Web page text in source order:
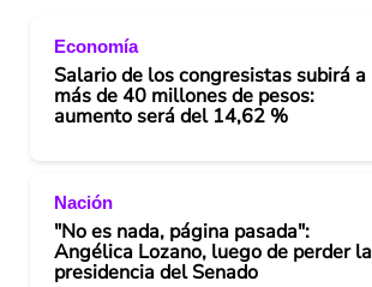
Economía
Salario de los congresistas subirá a
más de 40 millones de pesos:
aumento será del 14,62 %
Nación
"No es nada, página pasada":
Angélica Lozano, luego de perder la
presidencia del Senado